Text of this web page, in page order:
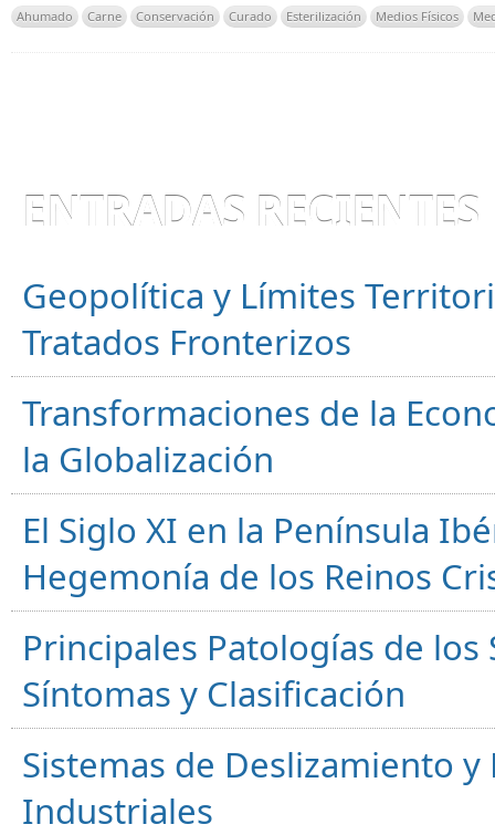
Ahumado
Carne Conservación Curado Esterilización Medios Físicos
ENTRADAS RECIENTES
Geopolítica y Límites
Tratados Fronterizos
Transformaciones de la
la Globalización
El Siglo XI en la Península
Hegemonía de los Reinos
Principales Patologías de
Síntomas y Clasificación
Sistemas de Deslizamiento
Industriales